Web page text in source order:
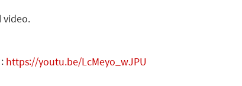
video.
https://youtu.be/LcMeyo_wJPU